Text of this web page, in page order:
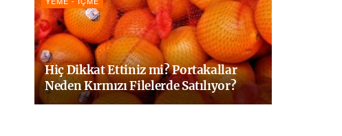
Hiç Dikkat Ettiniz mi? Portakallar
Neden Kırmızı Filelerde Satılıyor?